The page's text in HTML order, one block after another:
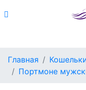
Главная
Портмоне